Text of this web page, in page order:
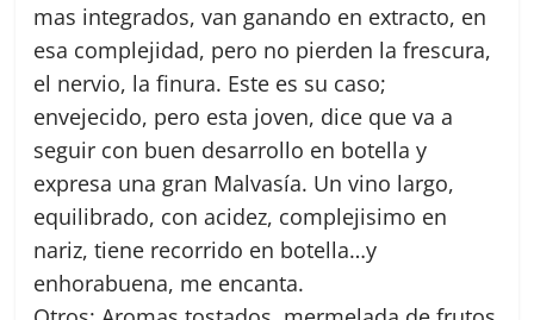
mas integrados, van ganando en extracto, en
esa complejidad, pero no pierden la frescura,
el nervio, la finura. Este es su caso;
envejecido, pero esta joven, dice que va a
seguir con buen desarrollo en botella y
expresa una gran Malvasía. Un vino largo,
equilibrado, con acidez, complejisimo en
nariz, tiene recorrido en botella…y
enhorabuena, me encanta.